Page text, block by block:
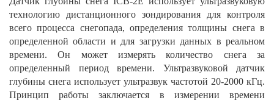
технологию дистанционного зондирования для контроля
всего процесса снегопада, определения толщины снега в
определенной области и для загрузки данных в реальном
времени. Он может измерять количество снега за
определенный период времени. Ультразвуковой датчик
глубины снега использует ультразвук частотой 20-2000 кГц.
Принцип работы заключается в измерении времени